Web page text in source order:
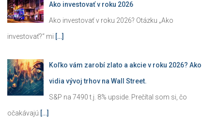
Ako investovať v roku 2026
Ako investovať v roku 2026? Otázku „Ako
investovať?“ mi […]
Koľko vám zarobí zlato a akcie v roku 2026? Ako
vidia vývoj trhov na Wall Street.
S&P na 7490 t.j. 8% upside. Prečítal som si, čo
očakávajú […]